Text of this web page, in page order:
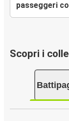
passeggeri
Scopri i